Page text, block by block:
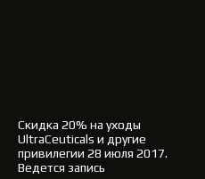
Скидка 20% на уходы
UltraCeuticals и другие
привилегии 28 июля 2017.
Ведется запись